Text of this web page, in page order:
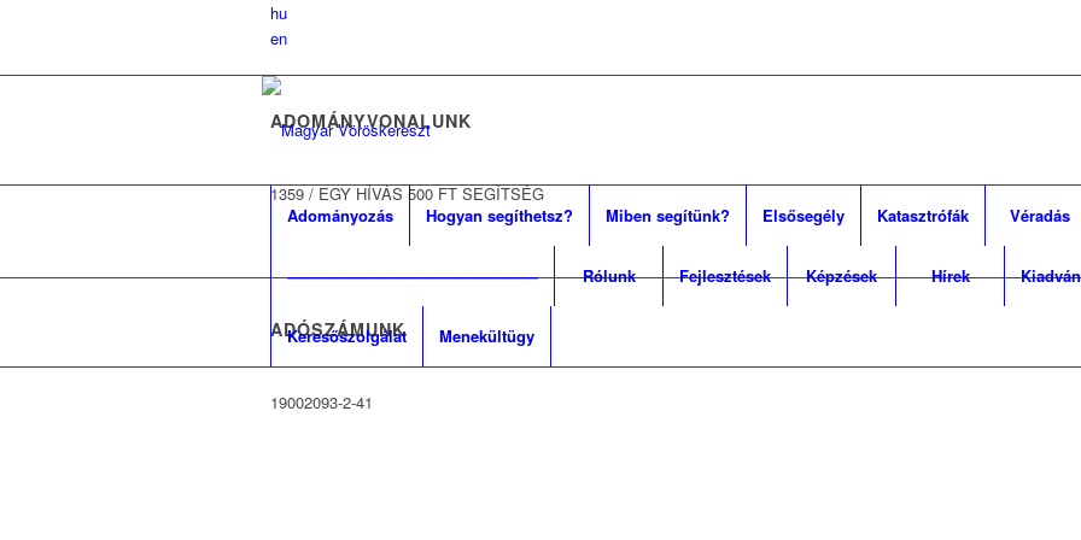
hu
en
ADOMÁNYVONALUNK
1359/ EGY HÍVÁS 500 FT SEGÍTSÉG
ADÓSZÁMUNK
19002093-2-41
Adományozás Hogyan segíthetsz? Miben segítünk? Elsősegély Katasztrófák Véradás
———————————————— Rólunk Fejlesztések Képzések Hírek
Keresőszolgálat Menekültügy
KERESŐSZOLGÁLAT /
Hol találhatsz még segítséget?